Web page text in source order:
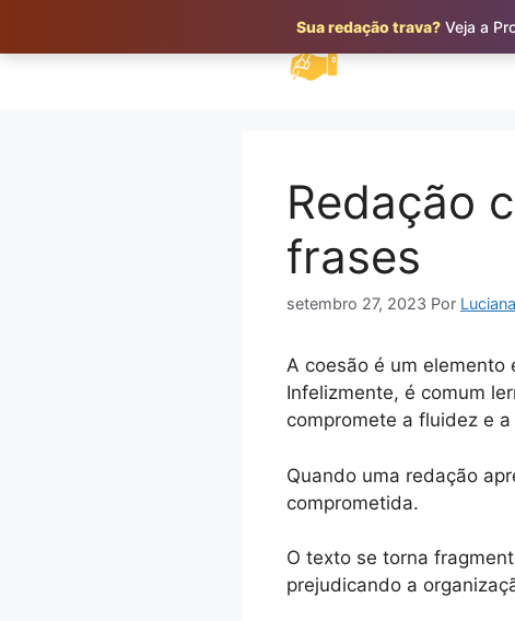
Redação
frases
setembro 27, 2023 Por
A coesão é um
Infelizmente, é comum
compromete a fluidez e
Quando uma redação
comprometida.
O texto se torna
prejudicando a
Sua redação trava?Veja a